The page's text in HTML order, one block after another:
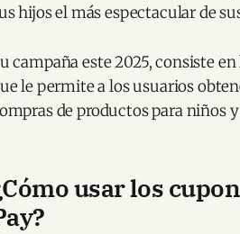
hijos el más espectacular de
campaña este 2025, consiste
le permite a los usuarios
de productos para niños
usar los